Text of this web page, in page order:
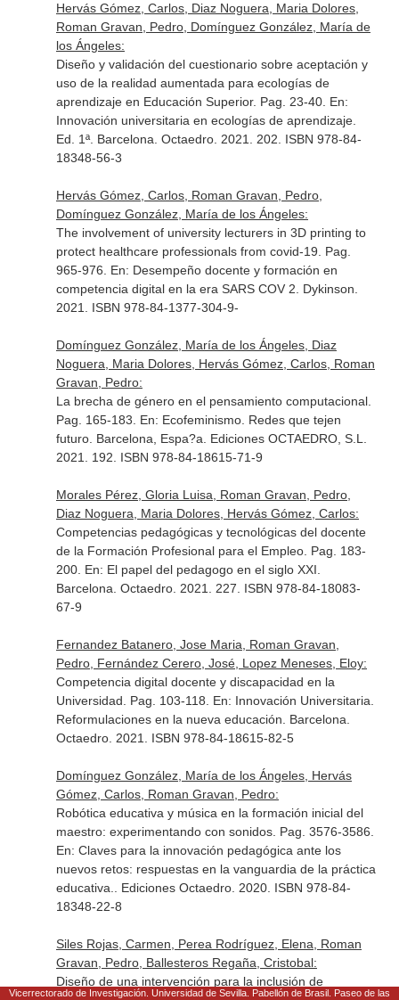
Hervás Gómez, Carlos, Diaz Noguera, Maria Dolores,
Roman Gravan, Pedro, Domínguez González, María de
los Ángeles:
Diseño y validación del cuestionario sobre aceptación y
uso de la realidad aumentada para ecologías de
aprendizaje en Educación Superior. Pag. 23-40. En:
Innovación universitaria en ecologías de aprendizaje.
Ed. 1ª. Barcelona. Octaedro. 2021. 202. ISBN 978-84-
18348-56-3
Hervás Gómez, Carlos, Roman Gravan, Pedro,
Domínguez González, María de los Ángeles:
The involvement of university lecturers in 3D printing to
protect healthcare professionals from covid-19. Pag.
965-976. En: Desempeño docente y formación en
competencia digital en la era SARS COV 2 . Dykinson.
2021. ISBN 978-84-1377-304-9-
Domínguez González, María de los Ángeles, Diaz
Noguera, Maria Dolores, Hervás Gómez, Carlos, Roman
Gravan, Pedro:
La brecha de género en el pensamiento computacional.
Pag. 165-183. En: Ecofeminismo. Redes que tejen
futuro. Barcelona, Espa?a. Ediciones OCTAEDRO, S.L.
2021. 192. ISBN 978-84-18615-71-9
Morales Pérez, Gloria Luisa, Roman Gravan, Pedro,
Diaz Noguera, Maria Dolores, Hervás Gómez, Carlos:
Competencias pedagógicas y tecnológicas del docente
de la Formación Profesional para el Empleo. Pag. 183-
200. En: El papel del pedagogo en el siglo XXI
Barcelona. Octaedro. 2021. 227. ISBN 978-84-18083-
67-9
Fernandez Batanero, Jose Maria, Roman Gravan,
Pedro, Fernández Cerero, José, Lopez Meneses, Eloy:
Competencia digital docente y discapacidad en la
Universidad. Pag. 103-118. En: Innovación Universitaria.
Reformulaciones en la nueva educación . Barcelona.
Octaedro. 2021. ISBN 978-84-18615-82-5
Domínguez González, María de los Ángeles, Hervás
Gómez, Carlos, Roman Gravan, Pedro:
Robótica educativa y música en la formación inicial del
maestro: experimentando con sonidos. Pag. 3576-3586.
En: Claves para la innovación pedagógica ante los
nuevos retos: respuestas en la vanguardia de la práctica
educativa.
. Ediciones Octaedro. 2020. ISBN 978-84-
18348-22-8
Siles Rojas, Carmen, Perea Rodríguez, Elena, Roman
Gravan, Pedro, Ballesteros Regaña, Cristobal:
Diseño de una intervención para la inclusión de
Vicerrectorado de Investigación. Universidad de Sevilla. Pabellón de Brasil. Paseo de las